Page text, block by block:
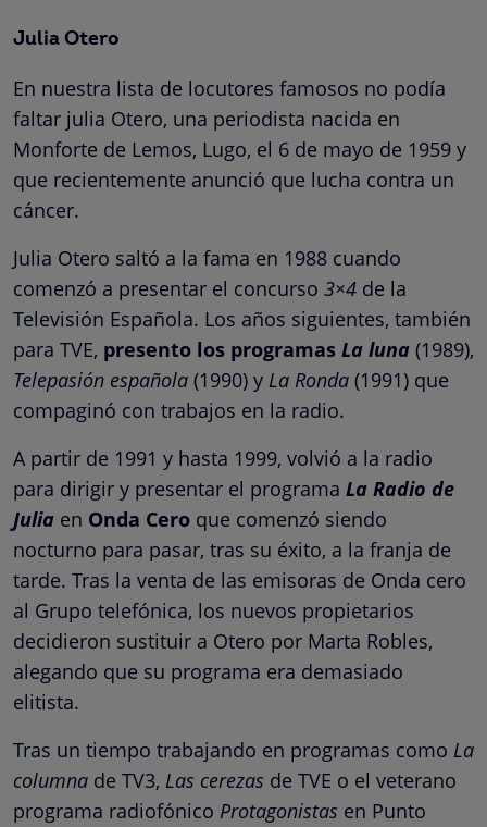
Julia Otero
En nuestra lista de locutores famosos no podía
faltar julia Otero, una periodista nacida en
Monforte de Lemos, Lugo, el 6 de mayo de 1959 y
que recientemente anunció que lucha contra un
cáncer.
Julia Otero saltó a la fama en 1988 cuando
comenzó a presentar el concurso 3×4 de la
Televisión Española. Los años siguientes, también
para TVE, presento los programas La luna (1989),
Telepasión española (1990) y La Ronda (1991) que
compaginó con trabajos en la radio.
A partir de 1991 y hasta 1999, volvió a la radio
para dirigir y presentar el programa La Radio de
Julia en Onda Cero que comenzó siendo
nocturno para pasar, tras su éxito, a la franja de
tarde. Tras la venta de las emisoras de Onda cero
al Grupo telefónica, los nuevos propietarios
decidieron sustituir a Otero por Marta Robles,
alegando que su programa era demasiado
elitista.
Tras un tiempo trabajando en programas como La
columna de TV3, Las cerezas de TVE o el veterano
programa radiofónico Protagonistas en Punto